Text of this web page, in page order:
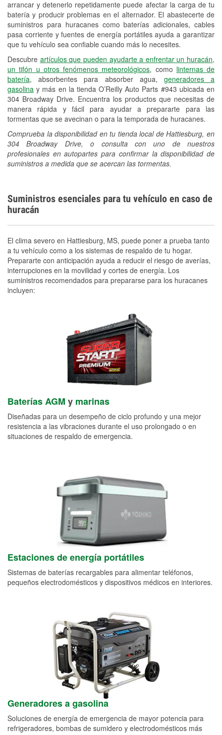
arrancar y detenerlo repetidamente puede afectar la carga de tu
batería y producir problemas en el alternador. El abastecerte de
suministros para huracanes como baterías adicionales, cables
pasa corriente y fuentes de energía portátiles ayuda a garantizar
que tu vehículo sea confiable cuando más lo necesites.
Descubre artículos que pueden ayudarte a enfrentar un huracán,
un tifón u otros fenómenos meteorológicos, como linternas de
batería, absorbentes para absorber agua, generadores a
gasolina y más en la tienda O’Reilly Auto Parts #943 ubicada en
304 Broadway Drive. Encuentra los productos que necesitas de
manera rápida y fácil para ayudar a prepararte para las
tormentas que se avecinan o para la temporada de huracanes.
Comprueba la disponibilidad en tu tienda local de Hattiesburg, en
304 Broadway Drive, o consulta con uno de nuestros
profesionales en autopartes para confirmar la disponibilidad de
suministros a medida que se acercan las tormentas.
Hurricane Supplies
Conoce más
Suministros esenciales para tu vehículo en caso de
huracán
El clima severo en Hattiesburg, MS, puede poner a prueba tanto
a tu vehículo como a los sistemas de respaldo de tu hogar.
Prepararte con anticipación ayuda a reducir el riesgo de averías,
interrupciones en la movilidad y cortes de energía. Los
suministros recomendados para prepararse para los huracanes
incluyen:
Baterías AGM y marinas
Diseñadas para un desempeño de ciclo profundo y una mejor
resistencia a las vibraciones durante el uso prolongado o en
situaciones de respaldo de emergencia.
Estaciones de energía portátiles
Sistemas de baterías recargables para alimentar teléfonos,
pequeños electrodomésticos y dispositivos médicos en interiores.
Generadores a gasolina
Soluciones de energía de emergencia de mayor potencia para
refrigeradores, bombas de sumidero y electrodomésticos más